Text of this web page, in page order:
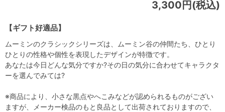
【ギフト好適品】
3,300円(税込)
ムーミンのクラシックシリーズは、ムーミン谷の仲間たち、ひとり
ひとりの性格や個性を表現したデザインが特徴です。
あなたは今日どんな気分ですか?その日の気分に合わせてキャラクタ
ーを選んでみては?
※商品により、小さな黒点やへこみなどが認められるものがござい
ますが、メーカー検品のもと良品として出荷されておりますので、